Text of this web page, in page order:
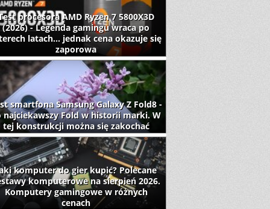
procesora AMD Ryzen 7 5800X3D
(2026) - Legenda gamingu wraca po
latach... jednak cena okazuje się
zaporowa
smartfona Samsung Galaxy Z Fold8 -
najciekawszy Fold w historii marki. W
tej konstrukcji można się zakochać
komputer do gier kupić? Polecane
komputerowe na sierpień 2026.
Komputery gamingowe w różnych
cenach